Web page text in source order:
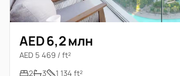
AED 6,2 млн
AED 5 469 / ft²
2
3 1 134 ft²